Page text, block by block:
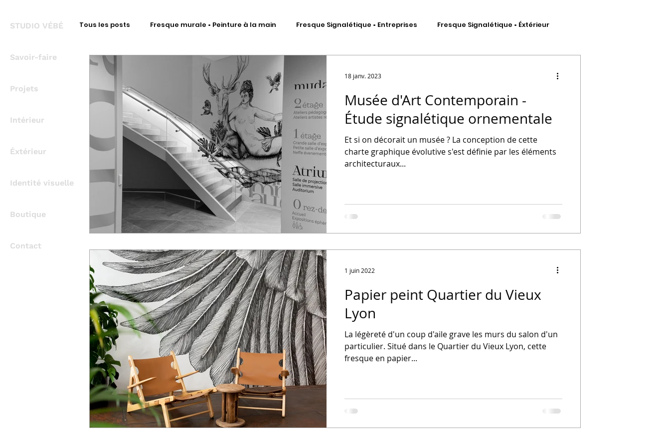
STUDIO VÉBÉ
Savoir-faire
Projets
Intérieur
Éxtérieur
Identité visuelle
Boutique
Contact
Tous les posts Fresque murale • Peinture à la main Fresque Signalétique • Entreprises Fresque Signalétique • Éxtérieur
Fresque Signalétique • Intérieur Signalétique artistique
Fresque Signalétique • Covering Fresque Signalétique • Sculptures DA • Identité visuelle
Fresque métal • Découpe à la forme Scénographie d'exposition Total covering véhicules artistique
Bureau d'Étude Signalétique
Musée d'Art Contemporain -
Étude signalétique ornementale
Et si on décorait un musée ? La conception de cette
charte graphique évolutive s'est définie par les éléments
architecturaux...
18 janv. 2023
Papier peint Quartier du Vieux
Lyon
La légèreté d'un coup d'aile grave les murs du salon d'un
particulier. Situé dans le Quartier du Vieux Lyon, cette
fresque en papier...
1 juin 2022